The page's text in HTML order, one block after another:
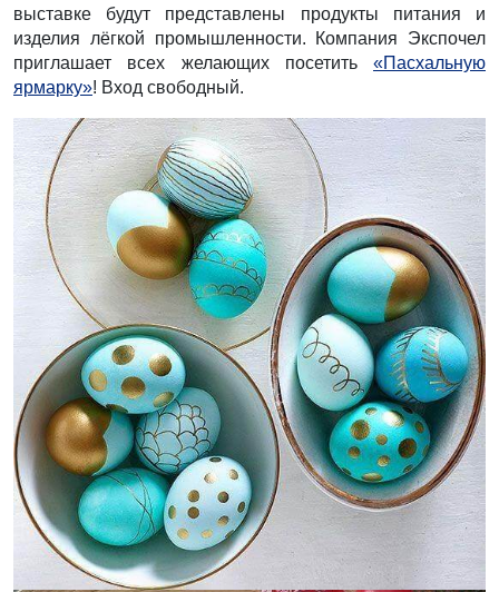
выставке будут представлены продукты питания и
изделия лёгкой промышленности. Компания Экспочел
приглашает всех желающих посетить «Пасхальную
ярмарку»! Вход свободный.